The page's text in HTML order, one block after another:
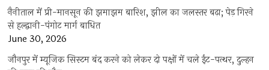
नैनीताल में प्री-मानसून की झमाझम बारिश, झील का जलस्तर बढ़ा; पेड़ गिरने
से हल्द्वानी-पंगोट मार्ग बाधित
June 30, 2026
जौनपुर में म्यूजिक सिस्टम बंद करने को लेकर दो पक्षों में चले ईंट-पत्थर, दुल्हन